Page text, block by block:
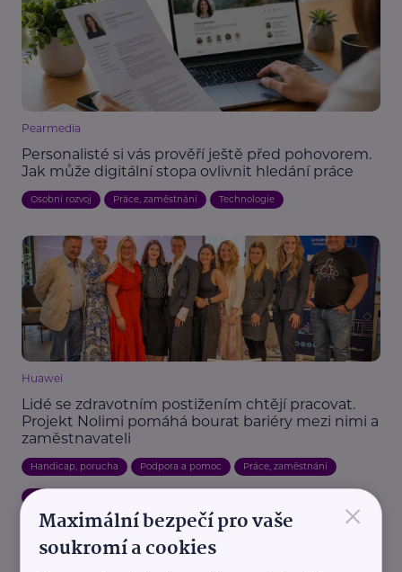
Pearmedia
Personalisté si vás prověří ještě před pohovorem.
Jak může digitální stopa ovlivnit hledání práce
Osobní rozvoj Práce, zaměstnání Technologie
Huawei
Lidé se zdravotním postižením chtějí pracovat.
Projekt Nolimi pomáhá bourat bariéry mezi nimi a
zaměstnavateli
Handicap, porucha Podpora a pomoc Práce, zaměstnání
Technologie ×
Maximální bezpečí pro vaše
soukromí a cookies